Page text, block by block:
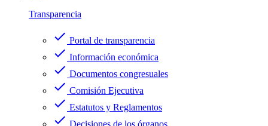
Transparencia
check Portal de transparencia
check Información económica
check Documentos congresuales
check Comisión Ejecutiva
check Estatutos y Reglamentos
check Decisiones de los órganos